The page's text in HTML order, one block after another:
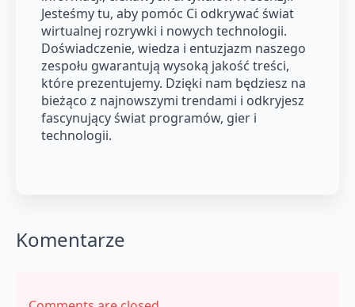
Jesteśmy tu, aby pomóc Ci odkrywać świat
wirtualnej rozrywki i nowych technologii.
Doświadczenie, wiedza i entuzjazm naszego
zespołu gwarantują wysoką jakość treści,
które prezentujemy. Dzięki nam będziesz na
bieżąco z najnowszymi trendami i odkryjesz
fascynujący świat programów, gier i
technologii.
Komentarze